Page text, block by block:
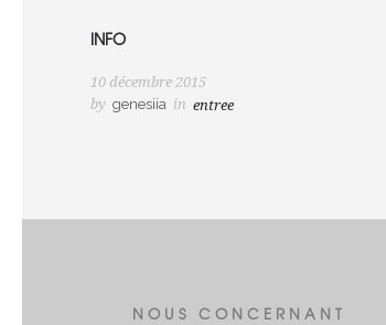
INFO
10 décembre 2015
by genesiia in entree
NOUS CONCERNANT